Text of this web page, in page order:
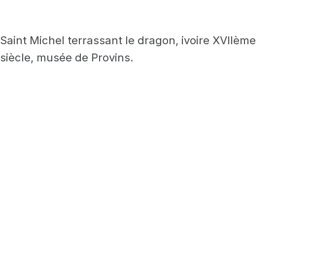
Saint Michel terrassant le dragon, ivoire XVIIème
siècle, musée de Provins.